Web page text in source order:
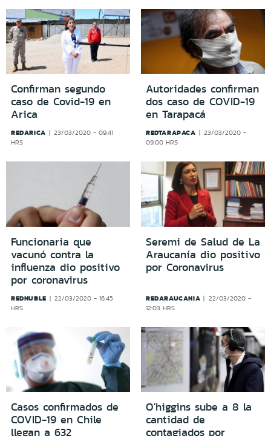
Confirman segundo
caso de Covid-19 en
Arica
REDARICA
23/03/2020 - 09:41
HRS
Autoridades confirman
dos caso de COVID-19
en Tarapacá
REDTARAPACA
23/03/2020 -
09:00 HRS
Funcionaria que
vacunó contra la
influenza dio positivo
por coronavirus
REDNUBLE
22/03/2020 - 16:45
HRS
Seremi de Salud de La
Araucanía dio positivo
por Coronavirus
REDARAUCANIA
22/03/2020 -
12:03 HRS
Casos confirmados de
COVID-19 en Chile
llegan a 632
O'higgins sube a 8 la
cantidad de
contagiados por